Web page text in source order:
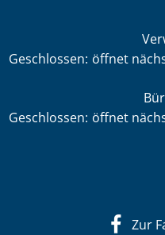
Klicken, um weitere
Geschlossen: öffnet
Klicken, um weitere
Geschlossen: öffnet
Zur